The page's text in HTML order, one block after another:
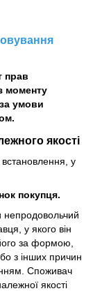
прав
моменту
умови
якості
у
покупця.
у якого він
за формою,
з інших причин
Споживач
якості